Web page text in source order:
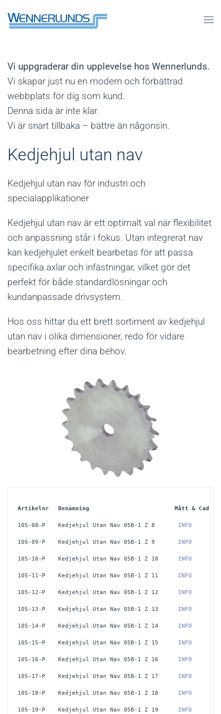
Vi uppgraderar din upplevelse hos Wennerlunds.
Vi skapar just nu en modern och förbättrad
webbplats för dig som kund.
Denna sida är inte klar.
Vi är snart tillbaka – bättre än någonsin.
Kedjehjul utan nav
Kedjehjul utan nav för industri och
specialapplikationer
Kedjehjul utan nav är ett optimalt val när flexibilitet
och anpassning står i fokus. Utan integrerat nav
kan kedjehjulet enkelt bearbetas för att passa
specifika axlar och infästningar, vilket gör det
perfekt för både standardlösningar och
kundanpassade drivsystem.
Hos oss hittar du ett brett sortiment av kedjehjul
utan nav i olika dimensioner, redo för vidare
bearbetning efter dina behov.
Artikelnr Benämning Mått & Cad
105-08-P Kedjehjul Utan Nav 05B-1 Z 8 INFO
105-09-P Kedjehjul Utan Nav 05B-1 Z 9 INFO
105-10-P Kedjehjul Utan Nav 05B-1 Z 10 INFO
105-11-P Kedjehjul Utan Nav 05B-1 Z 11 INFO
105-12-P Kedjehjul Utan Nav 05B-1 Z 12 INFO
105-13-P Kedjehjul Utan Nav 05B-1 Z 13 INFO
105-14-P Kedjehjul Utan Nav 05B-1 Z 14 INFO
105-15-P Kedjehjul Utan Nav 05B-1 Z 15 INFO
105-16-P Kedjehjul Utan Nav 05B-1 Z 16 INFO
105-17-P Kedjehjul Utan Nav 05B-1 Z 17 INFO
105-18-P Kedjehjul Utan Nav 05B-1 Z 18 INFO
105-19-P Kedjehjul Utan Nav 05B-1 Z 19 INFO